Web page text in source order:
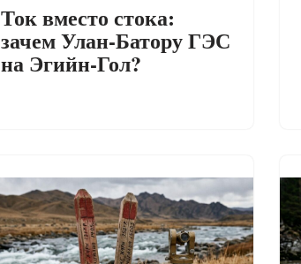
Ток вместо стока:
зачем Улан-Батору ГЭС
на Эгийн-Гол?